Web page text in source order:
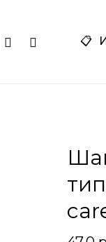
📋
instagram
phone